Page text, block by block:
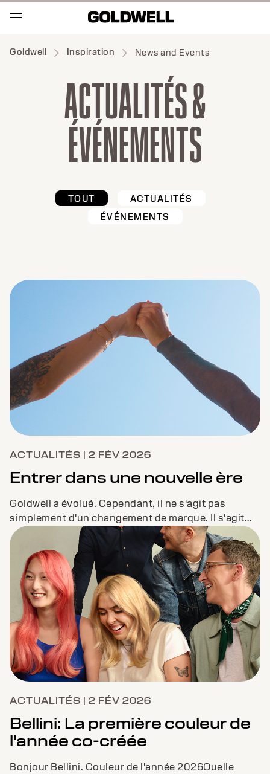
Goldwell Inspiration News and Events
ACTUALITÉS &
ÉVÉNEMENTS
TOUT
ACTUALITÉS
ÉVÉNEMENTS
Entrer dans une nouvelle ère
Goldwell a évolué. Cependant, il ne s'agit pas
simplement d'un changement de marque. Il s'agit
d'un engagement renouvelé. Envers les artistes
Envers les salons. ENVERS VOUS.DONNONS DE LA
COULEUR A L’AVENIR ENSEMBLE.
ACTUALITÉS | 2 FÉV 2026
Bellini: La première couleur de
l'année co-créée
Bonjour Bellini. Couleur de l'année 2026Quelle
ACTUALITÉS | 2 FÉV 2026